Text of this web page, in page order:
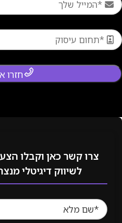
חזרו
צרו קשר כאן וקבלו
לשיווק דיגיטלי